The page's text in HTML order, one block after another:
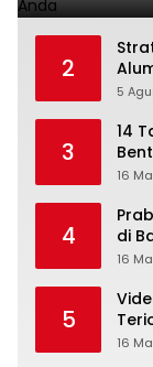
2
5
3
14
16
4
di
16
5
16